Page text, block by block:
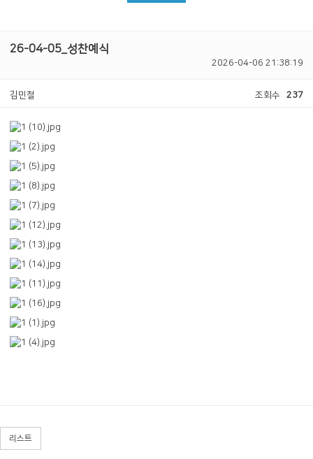
26-04-05_성찬예식
2026-04-06 21:38:19
김민철 조회수 237
리스트